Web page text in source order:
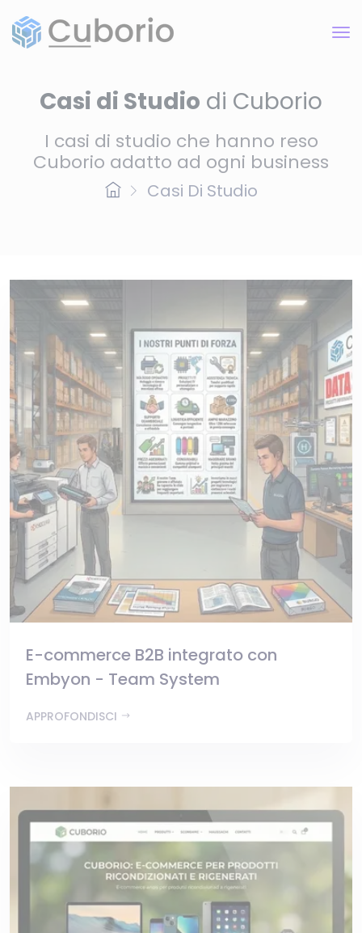
Casi di Studio di Cuborio
I casi di studio che hanno reso
Cuborio adatto ad ogni business
Casi Di Studio
E-commerce B2B integrato con
Embyon - Team System
APPROFONDISCI